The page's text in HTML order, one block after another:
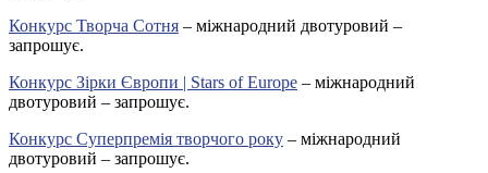
Конкурс Творча Сотня – міжнародний двотуровий –
запрошує.
Конкурс Зірки Європи | Stars of Europe – міжнародний
двотуровий – запрошує.
Конкурс Суперпремія творчого року – міжнародний
двотуровий – запрошує.